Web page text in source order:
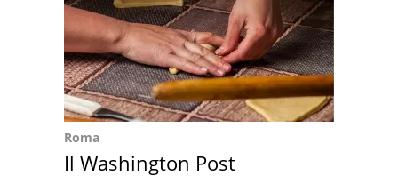
Roma
Il Washington Post